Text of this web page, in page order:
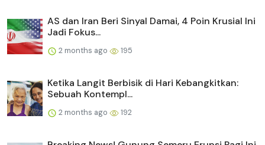
AS dan Iran Beri Sinyal Damai, 4 Poin Krusial Ini
Jadi Fokus...
2 months ago 195
Ketika Langit Berbisik di Hari Kebangkitkan:
Sebuah Kontempl...
2 months ago 192